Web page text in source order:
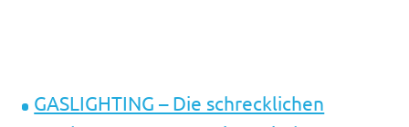
GASLIGHTING – Die schrecklichen